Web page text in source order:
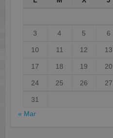
3 4 5 6
10 11 12 13
17 18 19 20
24 25 26 27
31
« Mar